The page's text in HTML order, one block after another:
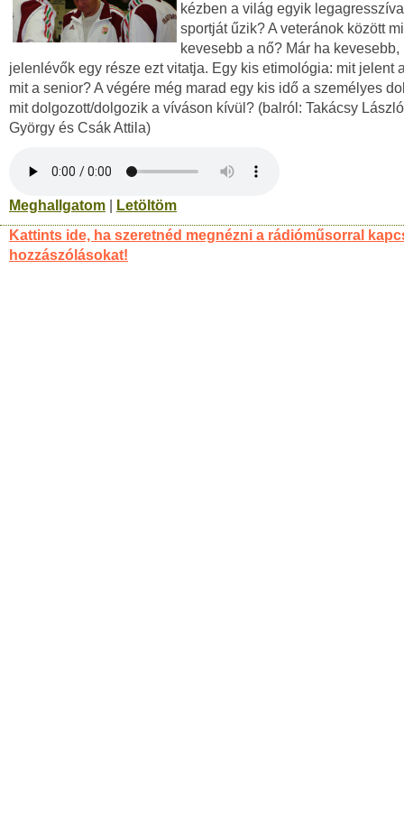
kézben a világ egyik
sportját űzik? A veteránok között
kevesebb a nő? Már ha kevesebb,
jelenlévők egy része ezt vitatja. Egy kis etimológia: mit jelent
mit a senior? A végére még marad egy kis idő a személyes
mit dolgozott/dolgozik a víváson kívül? (balról: Takácsy
György és Csák Attila)
Meghallgatom
Letöltöm
Kattints ide, ha szeretnéd megnézni a rádióműsorral
hozzászólásokat!